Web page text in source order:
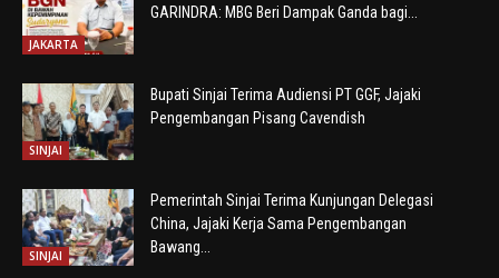
JAKARTA
GARINDRA: MBG Beri Dampak Ganda bagi...
SINJAI
Bupati Sinjai Terima Audiensi PT GGF, Jajaki
Pengembangan Pisang Cavendish
SINJAI
Pemerintah Sinjai Terima Kunjungan Delegasi
China, Jajaki Kerja Sama Pengembangan
Bawang...